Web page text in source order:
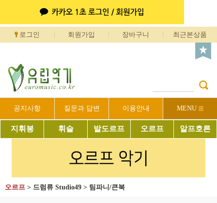
로그인 회원가입 장바구니 최근본상품
공지사항 질문과 답변 이용안내 MENU
지휘봉 휘슬 발도르프 오르프 알프호른
오르프 > 드럼류 Studio49 > 팀파니/큰북